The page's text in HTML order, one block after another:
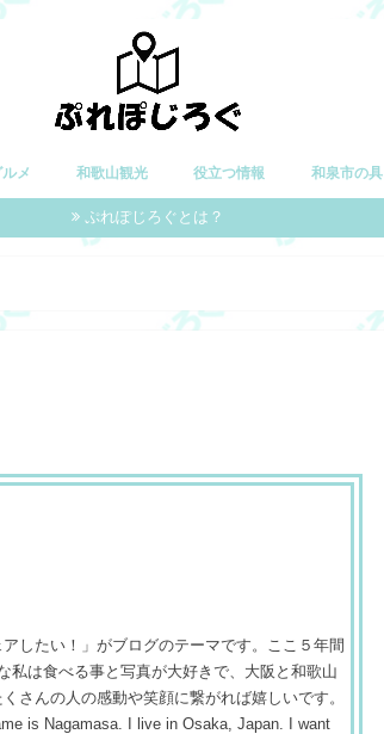
メ 和歌山観光 役立つ情報 和泉市の具
ぷれぽじろぐとは？
したい！」がブログのテーマです。ここ５年間
私は食べる事と写真が大好きで、大阪と和歌山
さんの人の感動や笑顔に繋がれば嬉しいです。
is Nagamasa. I live in Osaka, Japan. I want